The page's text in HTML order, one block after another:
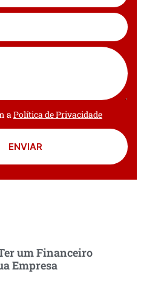
a Política de Privacidade
ENVIAR
um Financeiro
Empresa